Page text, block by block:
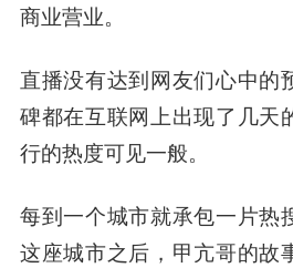
商业营业。
直播没有达到网友们心中的
碑都在互联网上出现了几天
行的热度可见一般。
每到一个城市就承包一片热
这座城市之后，甲亢哥的故